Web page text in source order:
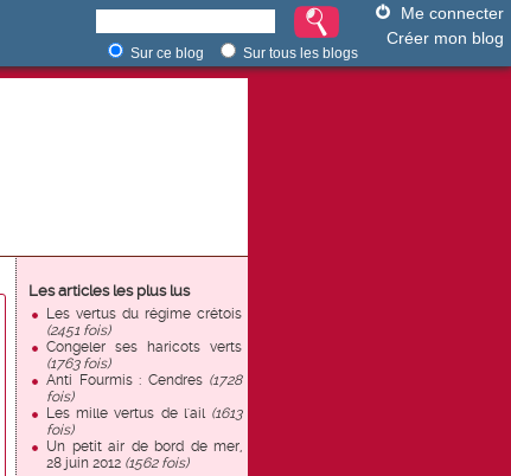
Me connecter
Créer mon blog
Sur ce blog Sur tous les blogs
Les articles les plus lus
Les vertus du régime crétois
(2451 fois)
Congeler ses haricots verts
(1763 fois)
Anti Fourmis : Cendres (1728
fois)
Les mille vertus de l'ail (1613
fois)
Un petit air de bord de mer,
28 juin 2012 (1562 fois)